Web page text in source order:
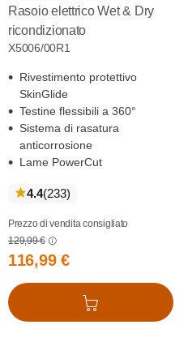
Rasoio elettrico Wet & Dry
ricondizionato
X5006/00R1
Rivestimento protettivo
SkinGlide
Testine flessibili a 360°
Sistema di rasatura
anticorrosione
Lame PowerCut
4.4(233recensioni
)
Prezzo di vendita consigliato
129,99 €
116,99 €
Aggiungi al carrello